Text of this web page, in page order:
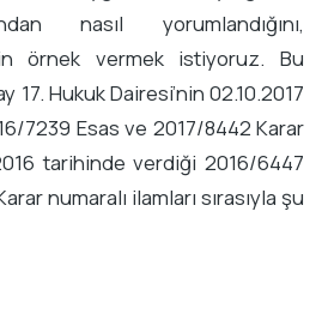
nasıl yorumlandığını,
örnek vermek istiyoruz. Bu
17. Hukuk Dairesi’nin 02.10.2017
7239 Esas ve 2017/8442 Karar
tarihinde verdiği 2016/6447
numaralı ilamları sırasıyla şu